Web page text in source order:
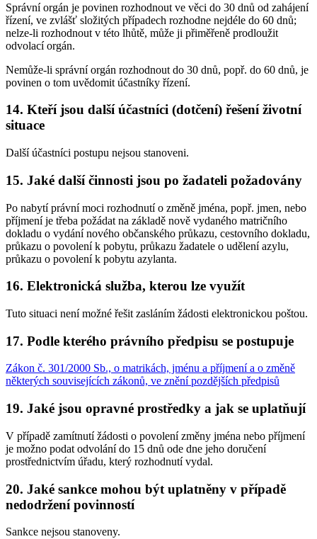
Správní orgán je povinen rozhodnout ve věci do 30 dnů od zahájení
řízení, ve zvlášť složitých případech rozhodne nejdéle do 60 dnů;
nelze-li rozhodnout v této lhůtě, může ji přiměřeně prodloužit
odvolací orgán.
Nemůže-li správní orgán rozhodnout do 30 dnů, popř. do 60 dnů, je
povinen o tom uvědomit účastníky řízení.
14. Kteří jsou další účastníci (dotčení) řešení životní
situace
Další účastníci postupu nejsou stanoveni.
15. Jaké další činnosti jsou po žadateli požadovány
Po nabytí právní moci rozhodnutí o změně jména, popř. jmen, nebo
příjmení je třeba požádat na základě nově vydaného matričního
dokladu o vydání nového občanského průkazu, cestovního dokladu,
průkazu o povolení k pobytu, průkazu žadatele o udělení azylu,
průkazu o povolení k pobytu azylanta.
16. Elektronická služba, kterou lze využít
Tuto situaci není možné řešit zasláním žádosti elektronickou poštou.
17. Podle kterého právního předpisu se postupuje
Zákon č. 301/2000 Sb., o matrikách, jménu a příjmení a o změně
některých souvisejících zákonů, ve znění pozdějších předpisů
19. Jaké jsou opravné prostředky a jak se uplatňují
V případě zamítnutí žádosti o povolení změny jména nebo příjmení
je možno podat odvolání do 15 dnů ode dne jeho doručení
prostřednictvím úřadu, který rozhodnutí vydal.
20. Jaké sankce mohou být uplatněny v případě
nedodržení povinností
Sankce nejsou stanoveny.